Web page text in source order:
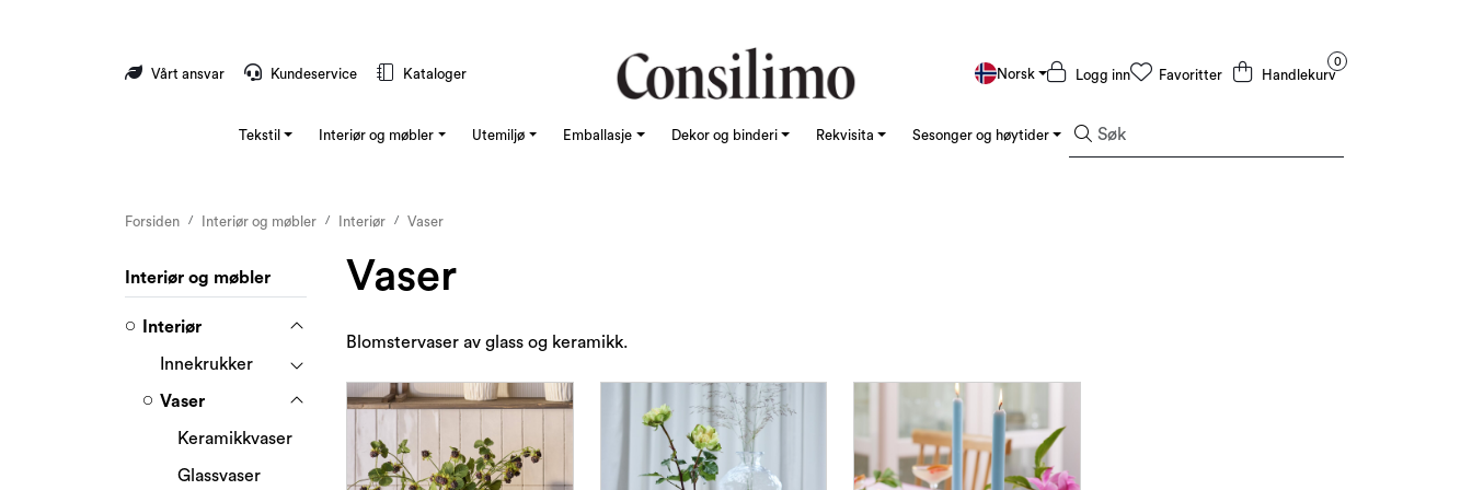
Vårt ansvar Kundeservice Kataloger Norsk Logg inn Favoritter
0
Handlekurv
Tekstil Interiør og møbler Utemiljø Emballasje Dekor og binderi Rekvisita Sesonger og høytider Kampanjer og Outlet
Forsiden Interiør og møbler Interiør Vaser
Interiør og møbler
Interiør
Innekrukker
Vaser
Keramikkvaser
Glassvaser
Vaser
Blomstervaser av glass og keramikk.